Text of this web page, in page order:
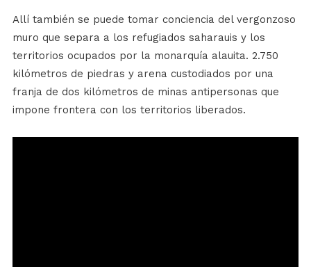
Allí también se puede tomar conciencia del vergonzoso
muro que separa a los refugiados saharauis y los
territorios ocupados por la monarquía alauita. 2.750
kilómetros de piedras y arena custodiados por una
franja de dos kilómetros de minas antipersonas que
impone frontera con los territorios liberados.